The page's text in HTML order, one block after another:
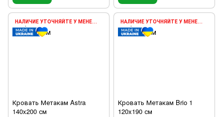
Кровать Метакам Astra
140x200 см
Кровать Метакам Brio 1
120x190 см